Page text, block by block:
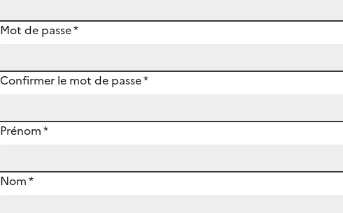
Mot de passe*
Confirmer le mot de passe*
Prénom*
Nom*